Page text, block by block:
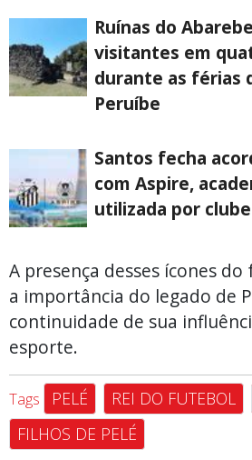
Ruínas do
visitantes em
durante as férias
Peruíbe
Santos fecha
com Aspire,
utilizada por
A presença desses ícones
a importância do legado de
continuidade de sua
esporte.
Tags PELÉ REI DO FUTEBOL
FILHOS DE PELÉ